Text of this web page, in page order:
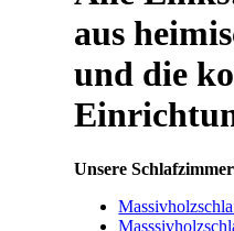
aus
und die
Unsere